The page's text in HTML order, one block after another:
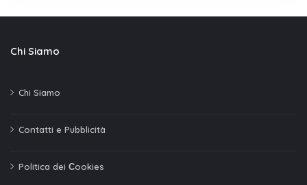
Chi Siamo
Chi Siamo
Contatti e Pubblicità
Politica dei Сookies